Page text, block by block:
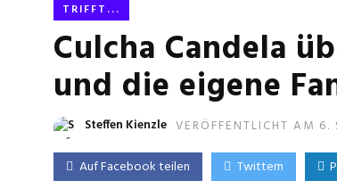
TRIFFT...
Culcha Candela
und die eigene
Steffen Kienzle VERÖFFENTLICHT AM 6.
Auf Facebook teilen Twittern